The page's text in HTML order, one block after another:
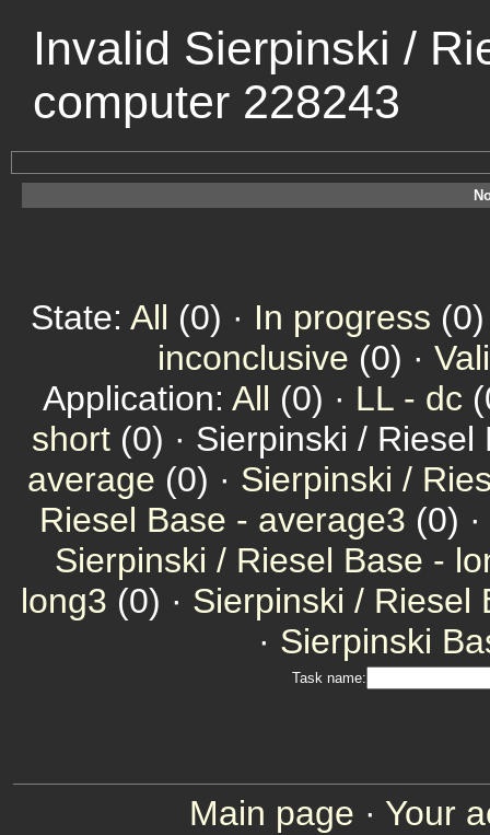
Invalid Sierpinski /
computer 228243
State: All (0) · In progress
inconclusive (0) ·
Application: All (0) · LL - dc
short (0) · Sierpinski /
average (0) · Sierpinski /
Riesel Base - average3 (0) ·
Sierpinski / Riesel Base -
long3 (0) · Sierpinski / Riesel
· Sierpinski
Task name:
Main page · Your